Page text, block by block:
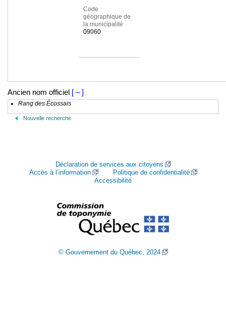
Code
géographique de
la municipalité
09060
Ancien nom officiel [ – ]
Rang des Écossais
Nouvelle recherche
Déclaration de services aux citoyens
Accès à l’information
Politique de confidentialité
Accessibilité
© Gouvernement du Québec, 2024